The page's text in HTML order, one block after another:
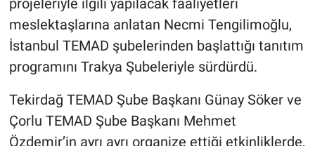
projeleriyle ilgili yapılacak faaliyetleri
meslektaşlarına anlatan Necmi Tengilimoğlu,
İstanbul TEMAD şubelerinden başlattığı tanıtım
programını Trakya Şubeleriyle sürdürdü.
Tekirdağ TEMAD Şube Başkanı Günay Söker ve
Çorlu TEMAD Şube Başkanı Mehmet
Özdemir’in ayrı ayrı organize ettiği etkinliklerde,